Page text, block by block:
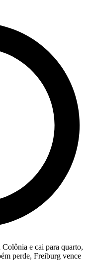
e cai para quarto,
perde, Freiburg vence